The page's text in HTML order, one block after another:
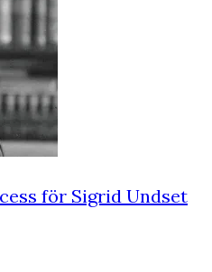
för Sigrid Undset